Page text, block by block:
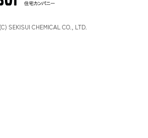
SEKISUI CHEMICAL CO., LTD.